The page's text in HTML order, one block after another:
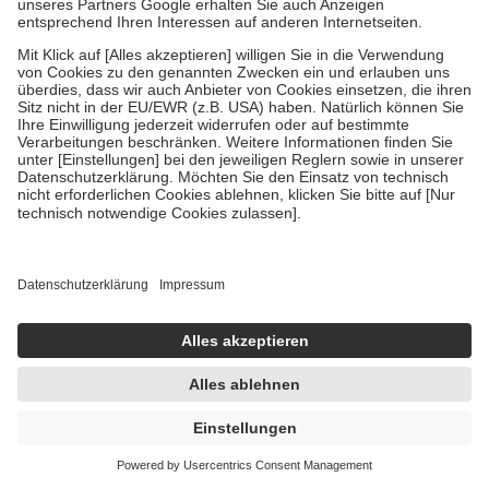
-18%
20,99 €
104,95 € / 1 l
sofort lieferbar
In den Warenkorb
Eucerin SUN SENSITIVE PROTECT KIDS
DRY TOUCH SUN GEL-CREME